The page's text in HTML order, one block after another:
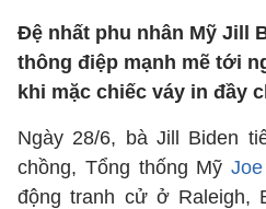
Đệ nhất phu nhân Mỹ Jill
thông điệp mạnh mẽ tới
khi mặc chiếc váy in đầy
Ngày 28/6, bà Jill Biden
chồng, Tổng thống Mỹ
động tranh cử ở Raleigh,